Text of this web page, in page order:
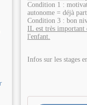
Condition 1 :
autonome = déjà
Condition 3 : bon
IL est très important
l'enfant.
Infos sur les stages